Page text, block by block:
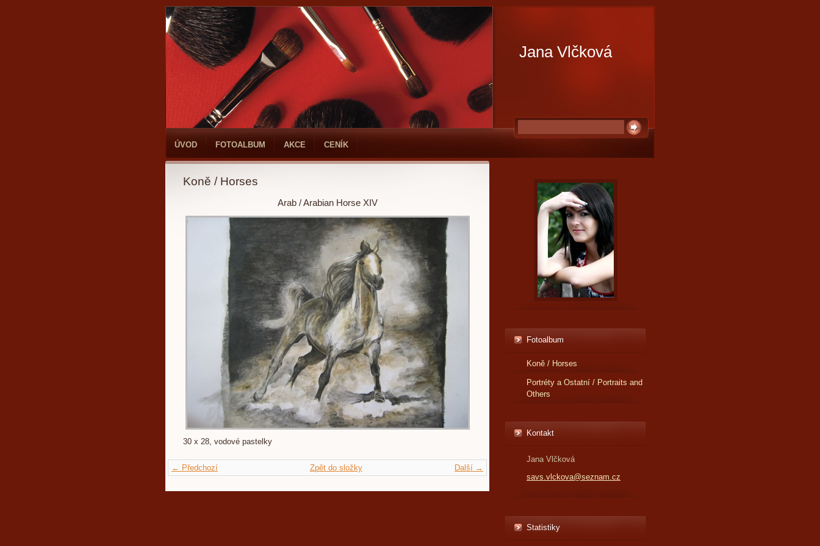
Jana Vlčková
ÚVOD FOTOALBUM AKCE CENÍK
Koně / Horses
Arab / Arabian Horse XIV
30 x 28, vodové pastelky
← Předchozí Další →
Zpět do složky
Fotoalbum
Koně / Horses
Portréty a Ostatní / Portraits and
Others
Kontakt
Jana Vlčková
savs.vlckova@seznam.cz
Statistiky